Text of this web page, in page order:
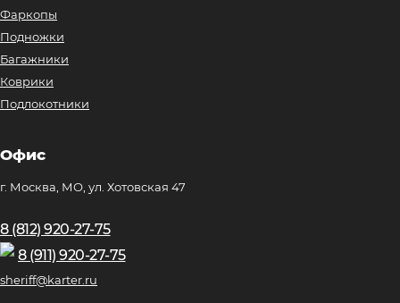
Фаркопы
Подножки
Багажники
Коврики
Подлокотники
Офис
г. Москва, МО, ул. Хотовская 47
8 (812) 920-27-75
8 (911) 920-27-75
sheriff@karter.ru